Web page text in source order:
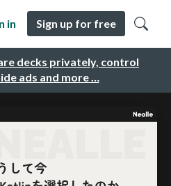
decks privately, control
ads and more …
in Sign up for free